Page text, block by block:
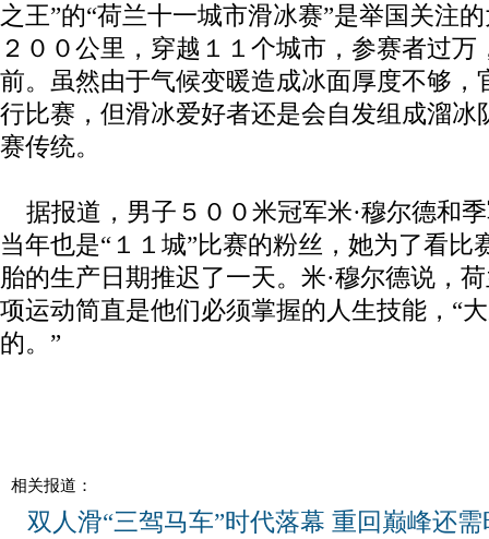
之王”的“荷兰十一城市滑冰赛”是举国关注
２００公里，穿越１１个城市，参赛者过
前。虽然由于气候变暖造成冰面厚度不够，
行比赛，但滑冰爱好者还是会自发组成溜冰
赛传统。
据报道，男子５００米冠军米·穆尔德和
当年也是“１１城”比赛的粉丝，她为了看比
胎的生产日期推迟了一天。米·穆尔德说，
项运动简直是他们必须掌握的人生技能，“
的。”
相关报道：
双人滑“三驾马车”时代落幕 重回巅峰还